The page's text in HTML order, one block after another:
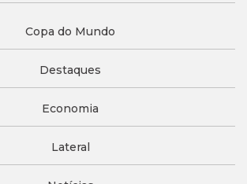
Copa do Mundo
Destaques
Economia
Lateral